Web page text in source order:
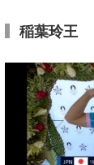
稲葉玲王